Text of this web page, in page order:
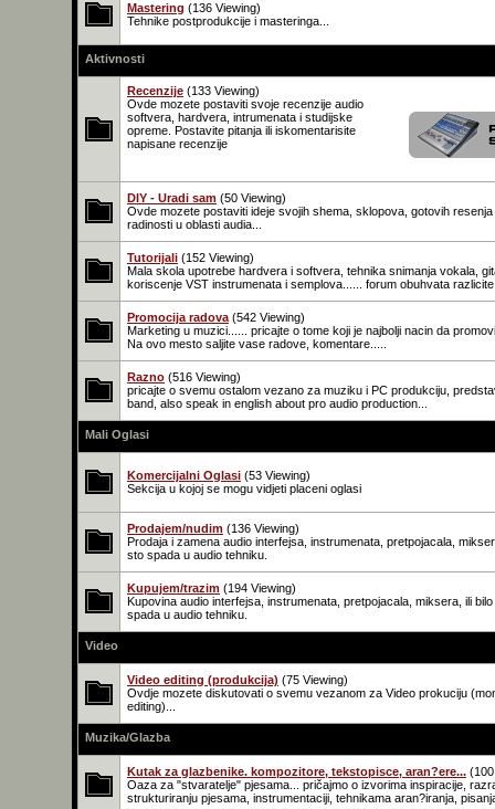
Mastering (136 Viewing)
Tehnike postprodukcije i masteringa...
Aktivnosti
Recenzije (133 Viewing)
Ovde mozete postaviti svoje recenzije audio
softvera, hardvera, intrumenata i studijske
opreme. Postavite pitanja ili iskomentarisite
napisane recenzije
DIY - Uradi sam (50 Viewing)
Ovde mozete postaviti ideje svojih shema, sklopova, gotovih resenja
radinosti u oblasti audia...
Tutorijali (152 Viewing)
Mala skola upotrebe hardvera i softvera, tehnika snimanja vokala,
koriscenje VST instrumenata i semplova...... forum obuhvata
Promocija radova (542 Viewing)
Marketing u muzici...... pricajte o tome koji je najbolji nacin da
Na ovo mesto saljite vase radove, komentare.....
Razno (516 Viewing)
pricajte o svemu ostalom vezano za muziku i PC produkciju,
band, also speak in english about pro audio production...
Mali Oglasi
Komercijalni Oglasi (53 Viewing)
Sekcija u kojoj se mogu vidjeti placeni oglasi
Prodajem/nudim (136 Viewing)
Prodaja i zamena audio interfejsa, instrumenata, pretpojacala,
sto spada u audio tehniku.
Kupujem/trazim (194 Viewing)
Kupovina audio interfejsa, instrumenata, pretpojacala, miksera, ili
spada u audio tehniku.
Video
Video editing (produkcija) (75 Viewing)
Ovdje mozete diskutovati o svemu vezanom za Video prokuciju
editing)...
Muzika/Glazba
Kutak za glazbenike. kompozitore, tekstopisce, aran?ere...
Oaza za "stvaratelje" pjesama... pričajmo o izvorima inspiracije,
strukturiranju pjesama, instrumentaciji, tehnikama aran?iranja,